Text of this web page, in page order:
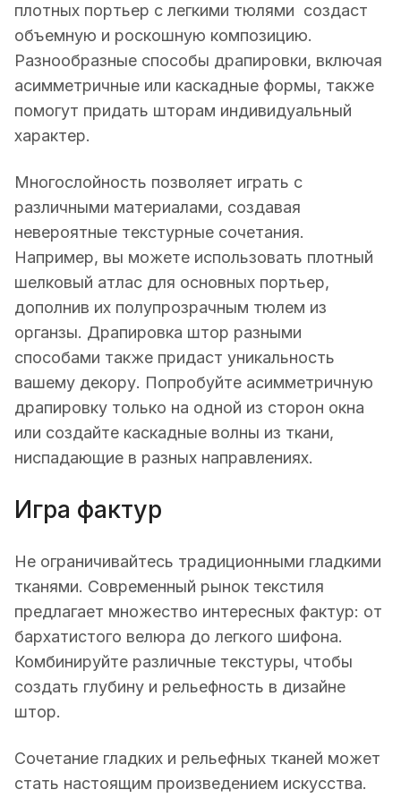
плотных портьер с легкими тюлями создаст
объемную и роскошную композицию.
Разнообразные способы драпировки, включая
асимметричные или каскадные формы, также
помогут придать шторам индивидуальный
характер.
Многослойность позволяет играть с
различными материалами, создавая
невероятные текстурные сочетания.
Например, вы можете использовать плотный
шелковый атлас для основных портьер,
дополнив их полупрозрачным тюлем из
органзы. Драпировка штор разными
способами также придаст уникальность
вашему декору. Попробуйте асимметричную
драпировку только на одной из сторон окна
или создайте каскадные волны из ткани,
ниспадающие в разных направлениях.
Игра фактур
Не ограничивайтесь традиционными гладкими
тканями. Современный рынок текстиля
предлагает множество интересных фактур: от
бархатистого велюра до легкого шифона.
Комбинируйте различные текстуры, чтобы
создать глубину и рельефность в дизайне
штор.
Сочетание гладких и рельефных тканей может
стать настоящим произведением искусства.